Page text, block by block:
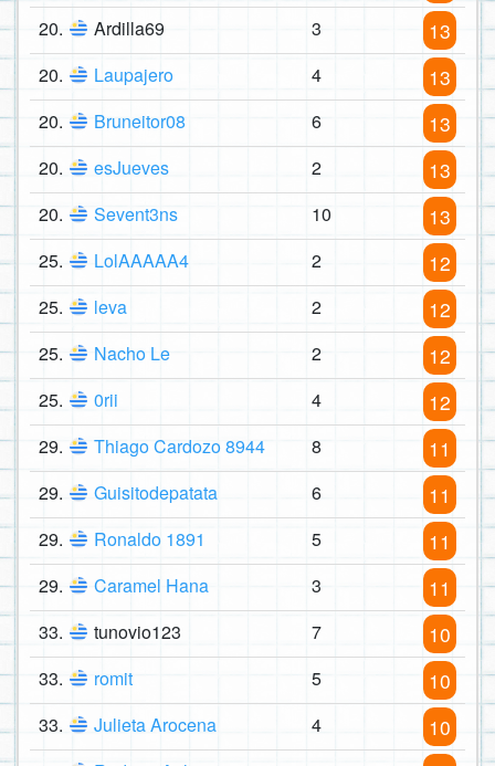
20. Ardilla69 3 13
20. Laupajero 4 13
20. Bruneitor08 6 13
20. esJueves 2 13
20. Sevent3ns 10 13
25. LolAAAAA4 2 12
25. leva 2 12
25. Nacho Le 2 12
25. 0rii 4 12
29. Thiago Cardozo 8944 8 11
29. Guisitodepatata 6 11
29. Ronaldo 1891 5 11
29. Caramel Hana 3 11
33. tunovio123 7 10
33. romit 5 10
33. Julieta Arocena 4 10